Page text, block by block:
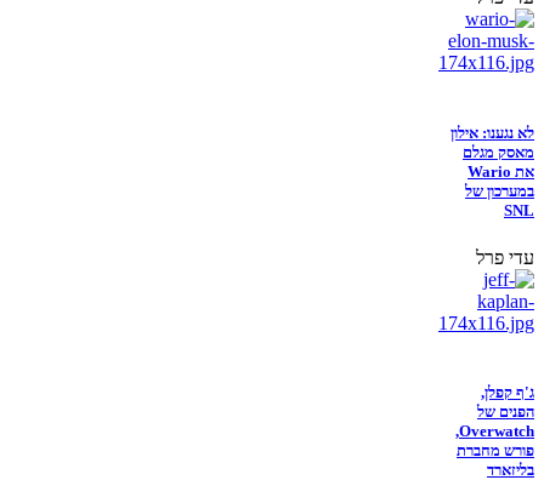
לא נגענו: אילון
מאסק מגלם
את Wario
במערכון של
SNL
עדי פרל
ג'ף קפלן,
הפנים של
Overwatch,
פורש מחברת
בליזארד